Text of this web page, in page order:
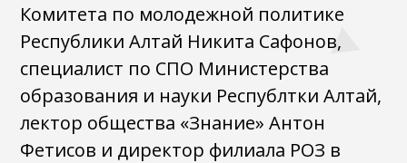
Комитета по молодежной политике
Республики Алтай Никита Сафонов,
специалист по СПО Министерства
образования и науки Республтки Алтай,
лектор общества «Знание» Антон
Фетисов и директор филиала РОЗ в